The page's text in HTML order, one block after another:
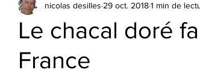
à Assistance Electrique agenda
thermique
Le chacal doré
France
nicolas desilles 29 oct. 20181 min de